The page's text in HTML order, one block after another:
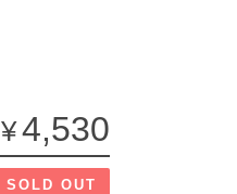
¥4,530
SOLD OUT